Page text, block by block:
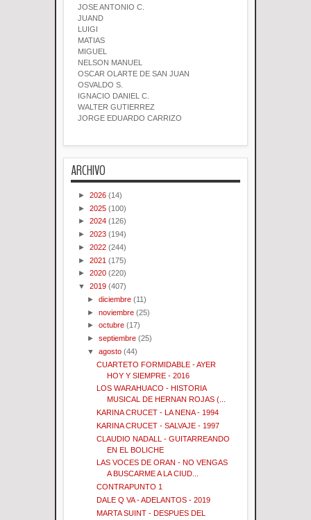
JOSE ANTONIO C.
JUAND
LUIGI
MATIAS
MIGUEL
NELSON MANUEL
OSCAR OLARTE DE SAN JUAN
OSVALDO S.
IGNACIO DANIEL C.
WALTER GUTIERREZ
JORGE EDUARDO CARRIZO
ARCHIVO
► 2026 (14)
► 2025 (100)
► 2024 (126)
► 2023 (194)
► 2022 (244)
► 2021 (175)
► 2020 (220)
▼ 2019 (407)
►diciembre (11)
►noviembre (25)
►octubre (17)
►septiembre (25)
▼agosto (44)
CUARTETO FORMIDABLE - AYER
HOY Y SIEMPRE - 2016
LOS WARAHUACO - HISTORIA
MUSICAL DE HERNAN ROJAS (...
KARINA CRUCET - LA NENA - 1994
KARINA CRUCET - SALVAJE - 1997
CLAUDIO NADALL - GUITARREANDO
EN EL BOLICHE
LAS VOCES DE ORAN - NO VENGAS
A BUSCARME A LA CIUD...
CONTRAPUNTO 1
DALE Q VA - ADELANTOS - 2019
MARTA SUINT - DESPUES DEL